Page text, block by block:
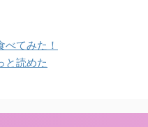
べてみた！
と読めた